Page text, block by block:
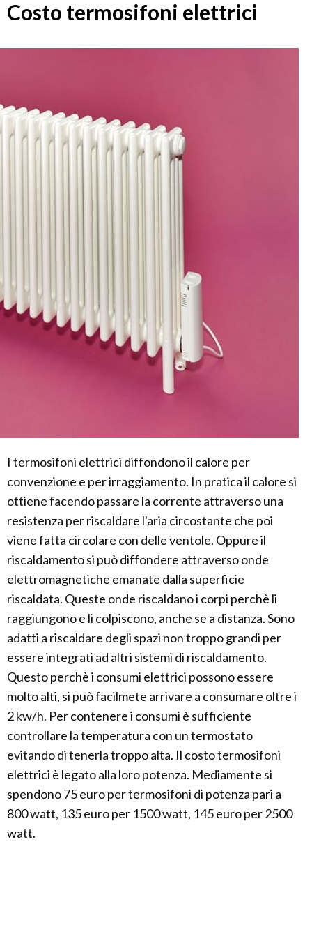
Costo termosifoni elettrici
I termosifoni elettrici diffondono il calore per
convenzione e per irraggiamento. In pratica il calore si
ottiene facendo passare la corrente attraverso una
resistenza per riscaldare l'aria circostante che poi
viene fatta circolare con delle ventole. Oppure il
riscaldamento si può diffondere attraverso onde
elettromagnetiche emanate dalla superficie
riscaldata. Queste onde riscaldano i corpi perchè li
raggiungono e li colpiscono, anche se a distanza. Sono
adatti a riscaldare degli spazi non troppo grandi per
essere integrati ad altri sistemi di riscaldamento.
Questo perchè i consumi elettrici possono essere
molto alti, si può facilmete arrivare a consumare oltre i
2 kw/h. Per contenere i consumi è sufficiente
controllare la temperatura con un termostato
evitando di tenerla troppo alta. Il costo termosifoni
elettrici è legato alla loro potenza. Mediamente si
spendono 75 euro per termosifoni di potenza pari a
800 watt, 135 euro per 1500 watt, 145 euro per 2500
watt.